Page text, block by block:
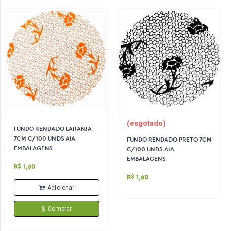
FUNDO RENDADO LARANJA
7CM C/100 UNDS AIA
EMBALAGENS
R$ 1,60
Adicionar
Comprar
(esgotado)
FUNDO RENDADO PRETO 7CM
C/100 UNDS AIA
EMBALAGENS
R$ 1,60